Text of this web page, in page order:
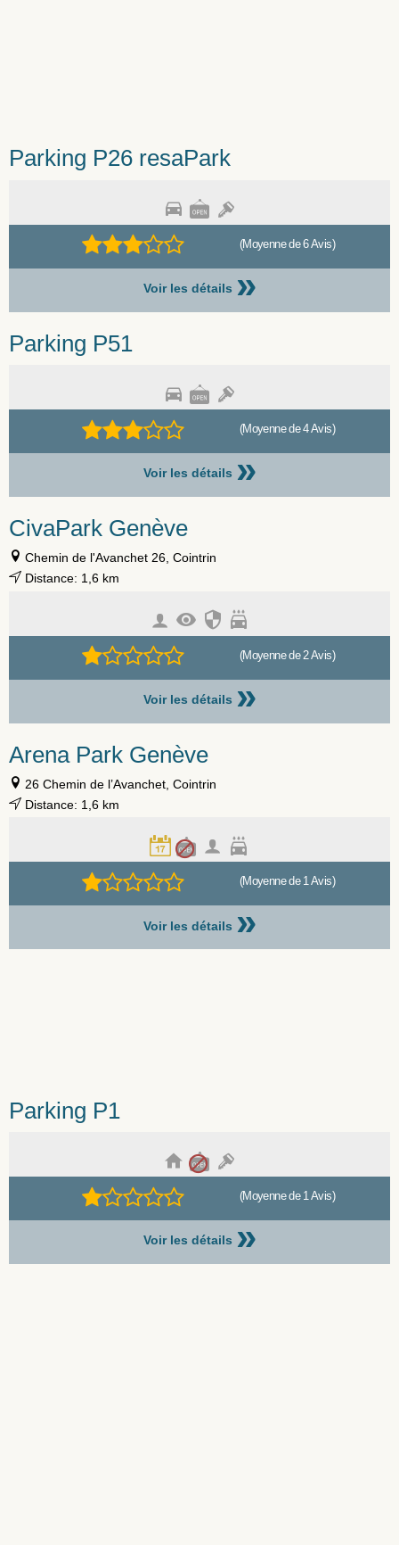
Parking P26 resaPark
(Moyenne de 6 Avis)
Voir les détails »
Parking P51
(Moyenne de 4 Avis)
Voir les détails »
CivaPark Genève
Chemin de l'Avanchet 26, Cointrin
Distance: 1,6 km
(Moyenne de 2 Avis)
Voir les détails »
Arena Park Genève
26 Chemin de l’Avanchet, Cointrin
Distance: 1,6 km
(Moyenne de 1 Avis)
Voir les détails »
Parking P1
(Moyenne de 1 Avis)
Voir les détails »